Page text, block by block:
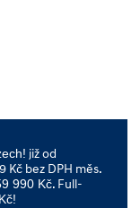
již od
Kč bez DPH měs.
990 Kč. Full-